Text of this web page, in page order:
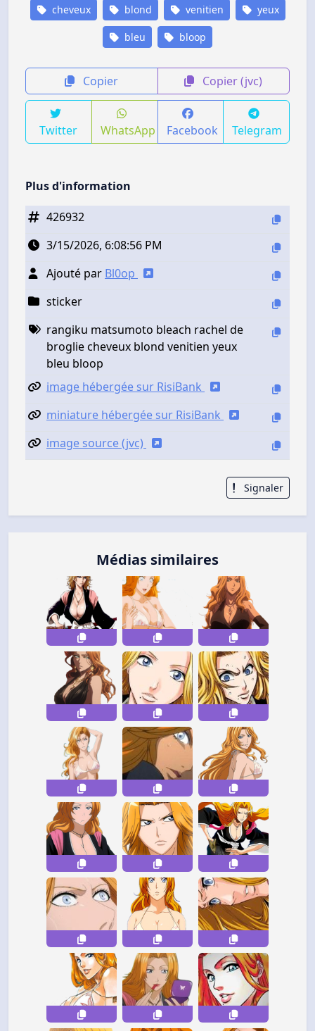
cheveux blond venitien yeux
bleu bloop
Copier Copier (jvc)
Twitter WhatsApp Facebook Telegram
Plus d'information
426932
3/15/2026, 6:08:56 PM
Ajouté par Bl0op
sticker
rangiku matsumoto bleach rachel de
broglie cheveux blond venitien yeux
bleu bloop
image hébergée sur RisiBank
miniature hébergée sur RisiBank
image source (jvc)
Signaler
Médias similaires